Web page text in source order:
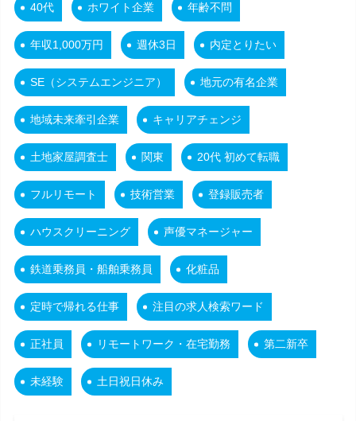
40代 ホワイト企業 年齢不問
年収1,000万円 週休3日 内定とりたい
SE（システムエンジニア） 地元の有名企業
地域未来牽引企業 キャリアチェンジ
土地家屋調査士 関東 20代 初めて転職
フルリモート 技術営業 登録販売者
ハウスクリーニング 声優マネージャー
鉄道乗務員・船舶乗務員 化粧品
定時で帰れる仕事 注目の求人検索ワード
正社員 リモートワーク・在宅勤務 第二新卒
未経験 土日祝日休み